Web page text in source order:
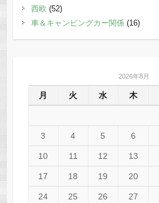
西欧 (52)
車＆キャンピングカー関係(16)
2026年8月
月 火 水 木
3 4 5 6
10 11 12 13
17 18 19 20
24 25 26 27